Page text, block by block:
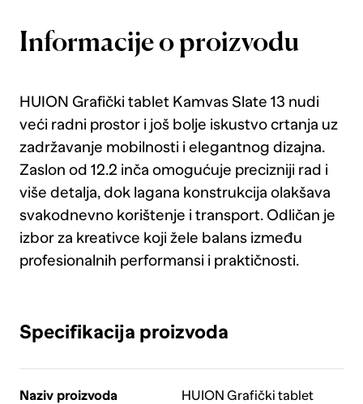
Informacije o proizvodu
HUION Grafički tablet Kamvas Slate 13 nudi
veći radni prostor i još bolje iskustvo crtanja uz
zadržavanje mobilnosti i elegantnog dizajna.
Zaslon od 12.2 inča omogućuje precizniji rad i
više detalja, dok lagana konstrukcija olakšava
svakodnevno korištenje i transport. Odličan je
izbor za kreativce koji žele balans između
profesionalnih performansi i praktičnosti.
Specifikacija proizvoda
Naziv proizvoda
HUION Grafički tablet